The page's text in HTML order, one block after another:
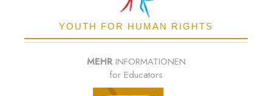
YOUTH FOR HUMAN RIGHTS
MEHR INFORMATIONEN
for Educators